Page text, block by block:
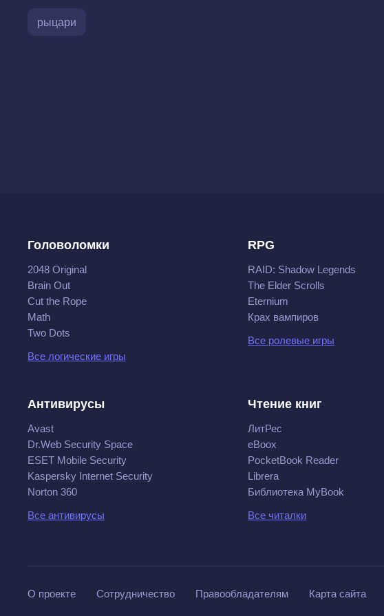
рыцари
Головоломки
2048 Original
Brain Out
Cut the Rope
Math
Two Dots
Все логические игры
RPG
RAID: Shadow Legends
The Elder Scrolls
Eternium
Крах вампиров
Все ролевые игры
Антивирусы
Avast
Dr.Web Security Space
ESET Mobile Security
Kaspersky Internet Security
Norton 360
Все антивирусы
Чтение книг
ЛитРес
eBoox
PocketBook Reader
Librera
Библиотека MyBook
Все читалки
О проекте Сотрудничество Правообладателям Карта сайта